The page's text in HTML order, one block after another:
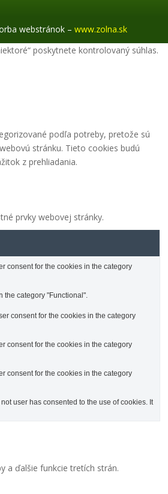
webstránok – www.zolna.sk
poskytnete kontrolovaný súhlas.
podľa potreby, pretože sú
stránku. Tieto cookies budú
z prehliadania.
prvky webovej stránky.
consent for the cookies in the category
the category "Functional".
consent for the cookies in the category
consent for the cookies in the category
consent for the cookies in the category
user has consented to the use of cookies. It
a ďalšie funkcie tretích strán.